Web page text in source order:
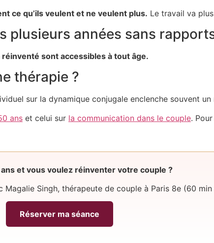
ce qu’ils veulent et ne veulent plus. Le travail va
plusieurs années sans
sont accessibles à tout âge.
thérapie ?
sur la dynamique conjugale enclenche souvent un
ans et celui sur la communication dans le couple.
et vous voulez réinventer votre couple ?
Magalie Singh, thérapeute de couple à Paris 8e (60
Réserver ma séance